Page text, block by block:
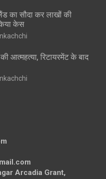
का सौदा कर लाखों की
केस
आत्महत्या, रिटायरमेंट के बाद
Arcadia Grant,